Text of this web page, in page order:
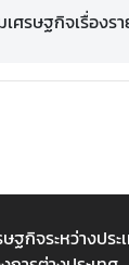
เศรษฐกิจเรื่อง
ฐกิจระหว่างประ